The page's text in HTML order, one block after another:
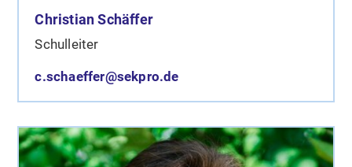
Christian Schäffer
Schulleiter
c.schaeffer@sekpro.de